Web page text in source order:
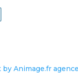
Animage.fr